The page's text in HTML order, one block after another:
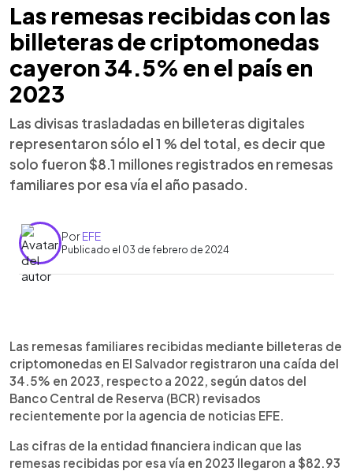
Las remesas recibidas con las
billeteras de criptomonedas
cayeron 34.5% en el país en
2023
Las divisas trasladadas en billeteras digitales
representaron sólo el 1 % del total, es decir que
solo fueron $8.1 millones registrados en remesas
familiares por esa vía el año pasado.
PorEFE
Publicado el 03 de febrero de 2024
Escuchar artículo
Las remesas familiares recibidas mediante billeteras de
criptomonedas en El Salvador registraron una caída del
34.5% en 2023, respecto a 2022, según datos del
Banco Central de Reserva (BCR) revisados
recientemente por la agencia de noticias EFE.
Las cifras de la entidad financiera indican que las
remesas recibidas por esa vía en 2023 llegaron a $82.93